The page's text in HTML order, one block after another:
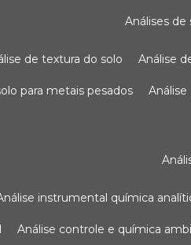
análises
de textura do solo análise
para metais pesados
análise instrumental química
análise controle e química